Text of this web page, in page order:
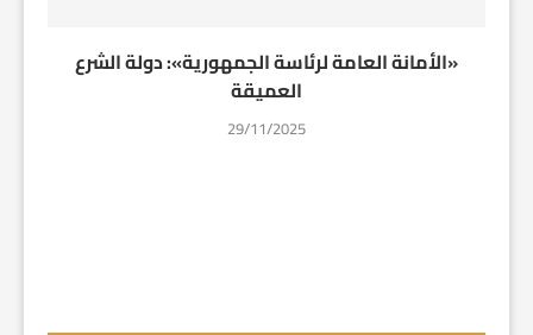
«الأمانة العامة لرئاسة الجمهورية»: دولة الشرع
العميقة
29/11/2025